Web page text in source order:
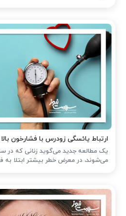
ارتباط یائسگی زودرس با فشارخون بالا
یک مطالعه جدید می‌گوید زنانی که در
می‌شوند، در معرض خطر بیشتر ابتلا به